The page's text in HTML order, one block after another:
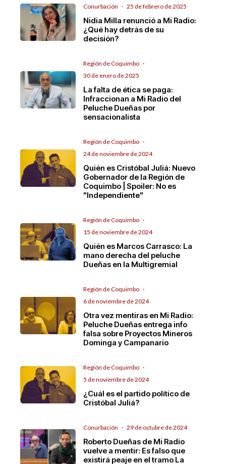
Conurbación · 25 de febrero de 2025
Nidia Milla renunció a Mi Radio:
¿Qué hay detrás de su
decisión?
Región de Coquimbo ·
30 de enero de 2025
La falta de ética se paga:
Infraccionan a Mi Radio del
Peluche Dueñas por
sensacionalista
Región de Coquimbo ·
24 de noviembre de 2024
Quién es Cristóbal Juliá: Nuevo
Gobernador de la Región de
Coquimbo | Spoiler: No es
"Independiente"
Región de Coquimbo ·
15 de noviembre de 2024
Quién es Marcos Carrasco: La
mano derecha del peluche
Dueñas en la Multigremial
Región de Coquimbo ·
6 de noviembre de 2024
Otra vez mentiras en Mi Radio:
Peluche Dueñas entrega info
falsa sobre Proyectos Mineros
Dominga y Campanario
Región de Coquimbo ·
5 de noviembre de 2024
¿Cuál es el partido político de
Cristóbal Juliá?
Conurbación · 29 de octubre de 2024
Roberto Dueñas de Mi Radio
vuelve a mentir: Es falso que
existirá peaje en el tramo La